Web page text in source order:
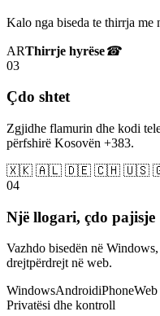
Kalo nga biseda te thirrja me
ARThirrje hyrëse☎
03
Çdo shtet
Zgjidhe flamurin dhe kodi
përfshirë Kosovën +383.
🇽🇰 🇦🇱 🇩🇪 🇨🇭 🇺🇸
04
Një llogari, çdo pajisje
Vazhdo bisedën në
drejtpërdrejt në web.
WindowsAndroidiPhoneWeb
Privatësi dhe kontroll